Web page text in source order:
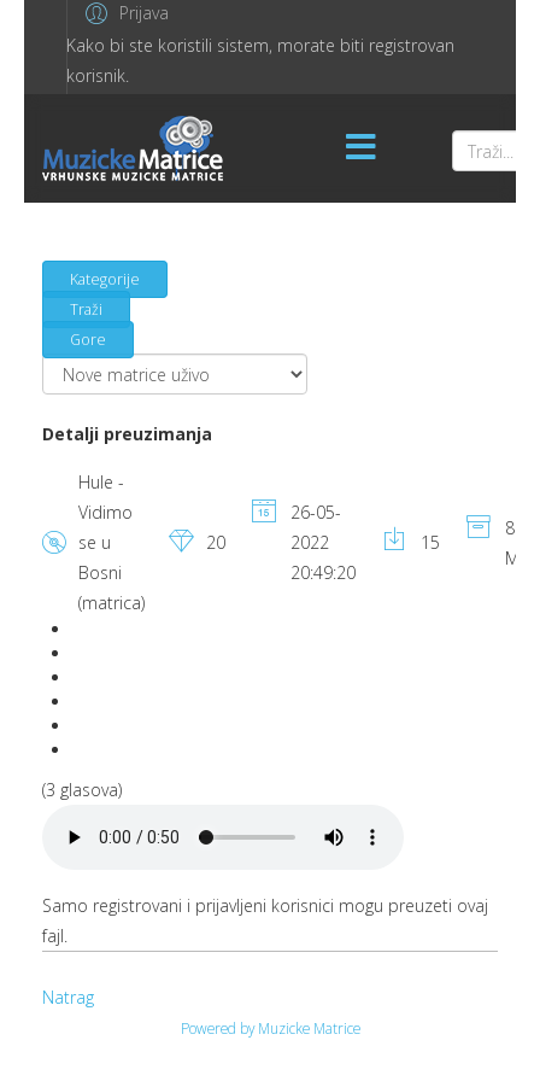
Prijava
Kako bi ste koristili sistem, morate biti registrovan
korisnik.
Kategorije
Traži
Gore
Detalji preuzimanja
Hule -
Vidimo
se u
Bosni
(matrica)
20
26-05-
2022
20:49:20
15
8.62
MB
(3 glasova)
Samo registrovani i prijavljeni korisnici mogu preuzeti ovaj
fajl.
Natrag
Powered by Muzicke Matrice